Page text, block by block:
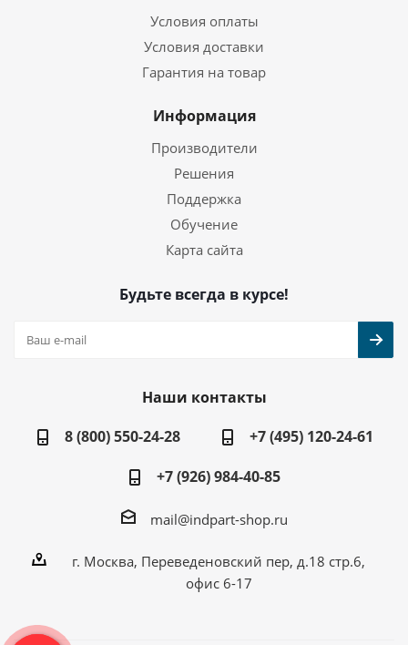
Условия оплаты
Условия доставки
Гарантия на товар
Информация
Производители
Решения
Поддержка
Обучение
Карта сайта
Будьте всегда в курсе!
Наши контакты
8 (800) 550-24-28
+7 (495) 120-24-61
+7 (926) 984-40-85
mail@indpart-shop.ru
г. Москва, Переведеновский пер, д.18 стр.6,
офис 6-17